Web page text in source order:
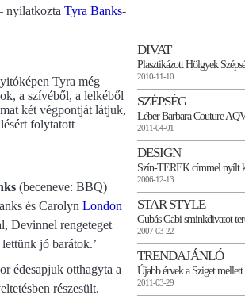
nyilatkozta Tyra Banks-
Tyra még
a szívéből, a lelkéből
két végpontját látjuk,
folytatott
(beceneve: BBQ)
és Carolyn London
Devinnel rengeteget
jó barátok.’
édesapjuk otthagyta a
részesült.
DIVAT
Plasztikázott Hölgyek
2010-11-10
SZÉPSÉG
Léber Barbara Couture
2011-04-01
DESIGN
Szín-TEREK címmel nyílt
2006-12-13
STAR STYLE
Gubás Gabi sminkdivatot
2007-03-22
TRENDAJÁNLÓ
Újabb érvek a Sziget mellett
2011-03-29